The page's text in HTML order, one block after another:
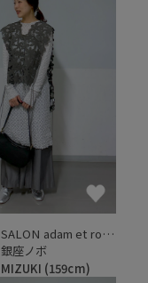
SALON adam et ropé
銀座ノボ
MIZUKI (159cm)